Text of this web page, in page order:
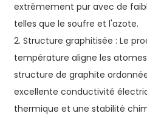
extrêmement pur avec de
telles que le soufre et l'azote.
2. Structure graphitisée : Le
température aligne les
structure de graphite
excellente conductivité
thermique et une stabilité